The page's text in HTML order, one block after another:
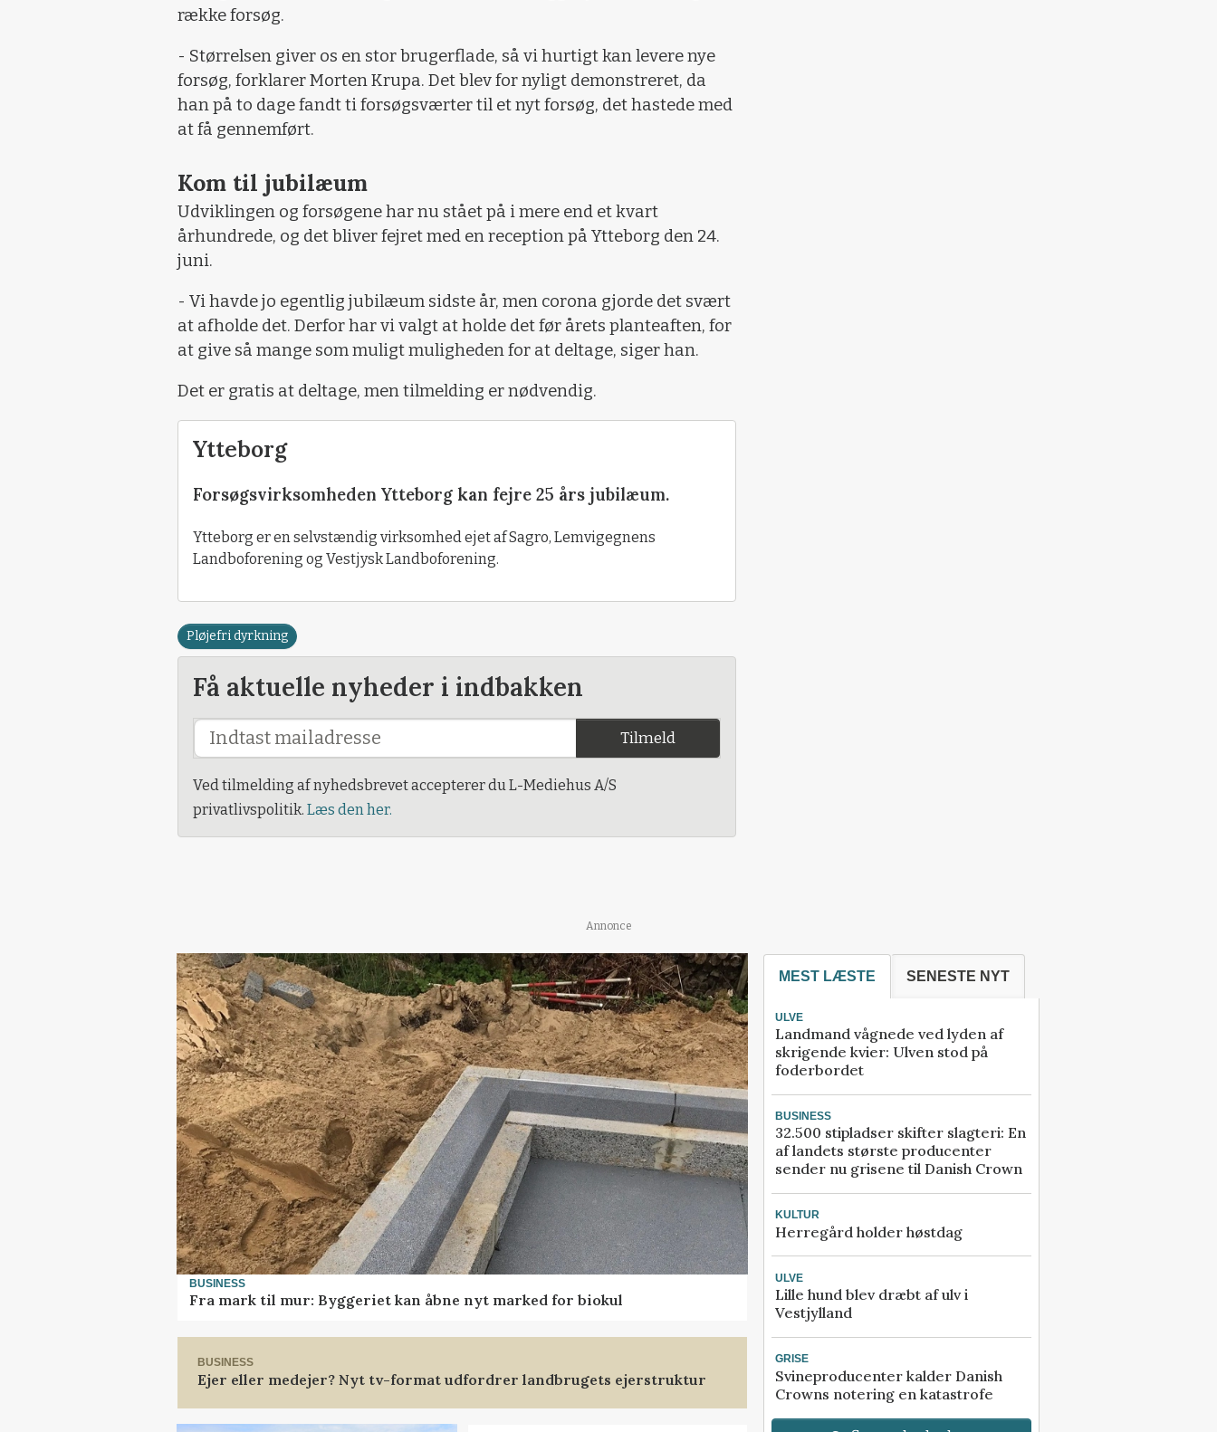
række forsøg.
- Størrelsen giver os en stor brugerflade, så vi hurtigt kan levere nye
forsøg, forklarer Morten Krupa. Det blev for nyligt demonstreret, da
han på to dage fandt ti forsøgsværter til et nyt forsøg, det hastede med
at få gennemført.
Kom til jubilæum
Udviklingen og forsøgene har nu stået på i mere end et kvart
århundrede, og det bliver fejret med en reception på Ytteborg den 24.
juni.
- Vi havde jo egentlig jubilæum sidste år, men corona gjorde det svært
at afholde det. Derfor har vi valgt at holde det før årets planteaften, for
at give så mange som muligt muligheden for at deltage, siger han.
Det er gratis at deltage, men tilmelding er nødvendig.
Ytteborg
Forsøgsvirksomheden Ytteborg kan fejre 25 års jubilæum.
Ytteborg er en selvstændig virksomhed ejet af Sagro, Lemvigegnens
Landboforening og Vestjysk Landboforening.
Pløjefri dyrkning
Få aktuelle nyheder i indbakken
Tilmeld
Ved tilmelding af nyhedsbrevet accepterer du L-Mediehus A/S
privatlivspolitik. Læs den her.
Annonce
BUSINESS
Fra mark til mur: Byggeriet kan åbne nyt marked for biokul
BUSINESS
Ejer eller medejer? Nyt tv-format udfordrer landbrugets ejerstruktur
MEST LÆSTE SENESTE NYT
ULVE
Landmand vågnede ved lyden af
skrigende kvier: Ulven stod på
foderbordet
BUSINESS
32.500 stipladser skifter slagteri: En
af landets største producenter
sender nu grisene til Danish Crown
KULTUR
Herregård holder høstdag
ULVE
Lille hund blev dræbt af ulv i
Vestjylland
GRISE
Svineproducenter kalder Danish
Crowns notering en katastrofe